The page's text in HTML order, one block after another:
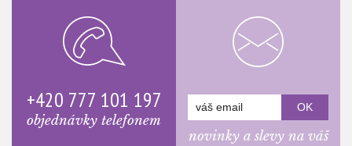
+420 777 101 197
objednávky telefonem
novinky a slevy na váš